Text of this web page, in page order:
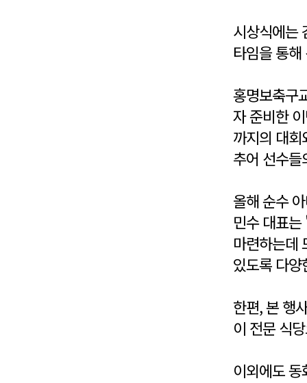
시상식에는
타임을 통
홍명보축구
자 준비한
까지의 대
추어 선수
올해 순수
민수 대표
마련하는데
있도록 다
한편, 본 행
이 전문 식
이외에도